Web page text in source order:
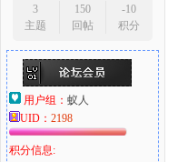
3
主题
150
回帖
-10
积分
用户组： 蚁人
UID： 2198
积分信息: